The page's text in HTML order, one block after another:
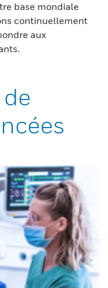
base mondiale
continuellement
aux